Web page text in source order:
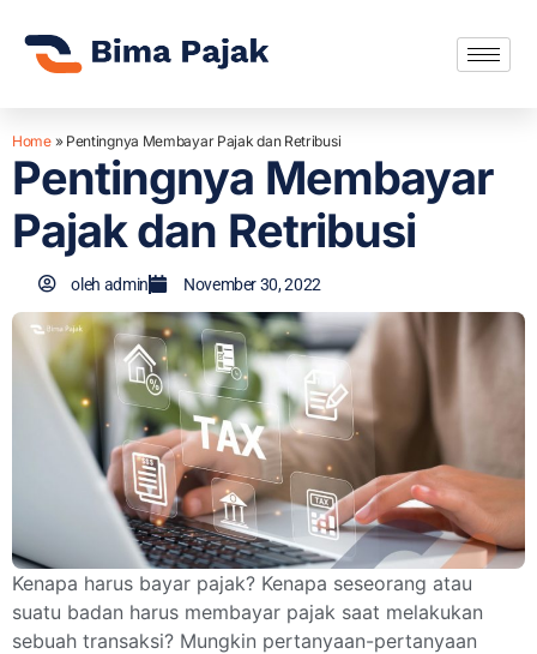
Home» Pentingnya Membayar Pajak dan Retribusi
Pentingnya Membayar
Pajak dan Retribusi
oleh admin November 30, 2022
Kenapa harus bayar pajak? Kenapa seseorang atau
suatu badan harus membayar pajak saat melakukan
sebuah transaksi? Mungkin pertanyaan-pertanyaan